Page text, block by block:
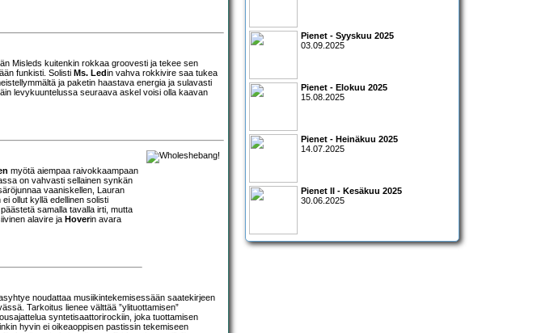
Misleds kuitenkin rokkaa groovesti ja tekee sen
funkisti. Solisti Ms. Ledin vahva rokkivire saa tukea
ja paketin haastava energia ja sulavasti
levykuuntelussa seuraava askel voisi olla kaavan
myötä aiempaa raivokkaampaan
on vahvasti sellainen synkän
vaaniskellen, Lauran
ollut kyllä edellinen solisti
samalla tavalla irti, mutta
alavire ja Hoverin avara
noudattaa musiikintekemisessään saatekirjeen
Tarkoitus lienee välttää ”ylituottamisen”
syntetisaattorirockiin, joka tuottamisen
hyvin ei oikeaoppisen pastissin tekemiseen
Pienet - Syyskuu 2025
03.09.2025
Pienet - Elokuu 2025
15.08.2025
Pienet - Heinäkuu 2025
14.07.2025
Pienet II - Kesäkuu 2025
30.06.2025